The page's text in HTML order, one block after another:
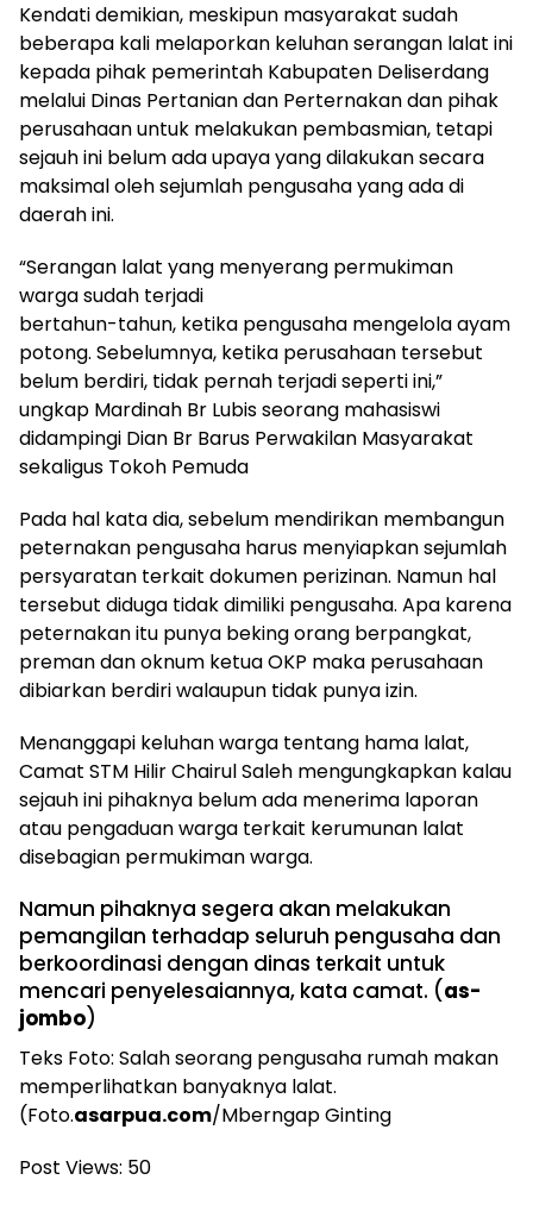
Kendati demikian, meskipun masyarakat sudah
beberapa kali melaporkan keluhan serangan lalat ini
kepada pihak pemerintah Kabupaten Deliserdang
melalui Dinas Pertanian dan Perternakan dan pihak
perusahaan untuk melakukan pembasmian, tetapi
sejauh ini belum ada upaya yang dilakukan secara
maksimal oleh sejumlah pengusaha yang ada di
daerah ini.
“Serangan lalat yang menyerang permukiman
warga sudah terjadi
bertahun-tahun, ketika pengusaha mengelola ayam
potong. Sebelumnya, ketika perusahaan tersebut
belum berdiri, tidak pernah terjadi seperti ini,”
ungkap Mardinah Br Lubis seorang mahasiswi
didampingi Dian Br Barus Perwakilan Masyarakat
sekaligus Tokoh Pemuda
Pada hal kata dia, sebelum mendirikan membangun
peternakan pengusaha harus menyiapkan sejumlah
persyaratan terkait dokumen perizinan. Namun hal
tersebut diduga tidak dimiliki pengusaha. Apa karena
peternakan itu punya beking orang berpangkat,
preman dan oknum ketua OKP maka perusahaan
dibiarkan berdiri walaupun tidak punya izin.
Menanggapi keluhan warga tentang hama lalat,
Camat STM Hilir Chairul Saleh mengungkapkan kalau
sejauh ini pihaknya belum ada menerima laporan
atau pengaduan warga terkait kerumunan lalat
disebagian permukiman warga.
Namun pihaknya segera akan melakukan
pemangilan terhadap seluruh pengusaha dan
berkoordinasi dengan dinas terkait untuk
mencari penyelesaiannya, kata camat. (as-
jombo)
Teks Foto: Salah seorang pengusaha rumah makan
memperlihatkan banyaknya lalat.
(Foto.asarpua.com/Mberngap Ginting
Post Views: 50